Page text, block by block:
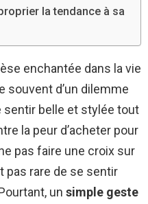
la tendance à sa
enchantée dans la vie
souvent d’un dilemme
belle et stylée tout
la peur d’acheter pour
pas faire une croix sur
pas rare de se sentir
un simple geste